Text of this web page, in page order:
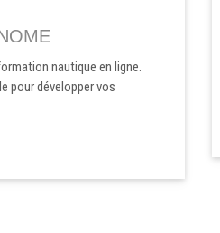
nautique en ligne.
pour développer vos